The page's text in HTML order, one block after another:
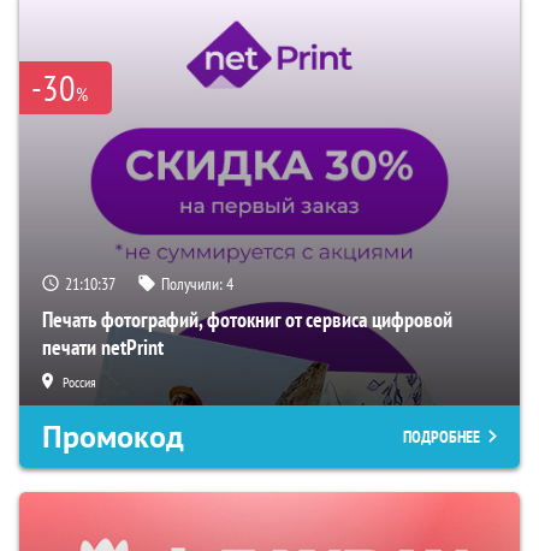
-30%
21:10:36 Получили:4
Печать фотографий, фотокниг от сервиса цифровой
печати netPrint
Россия
Промокод ПОДРОБНЕЕ